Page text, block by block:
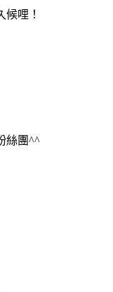
哩！
絲團^^